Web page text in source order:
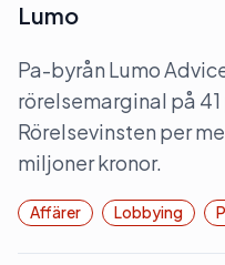
Lumo
Pa-byrån Lumo
rörelsemarginal på
Rörelsevinsten per
miljoner kronor.
Affärer Lobbying